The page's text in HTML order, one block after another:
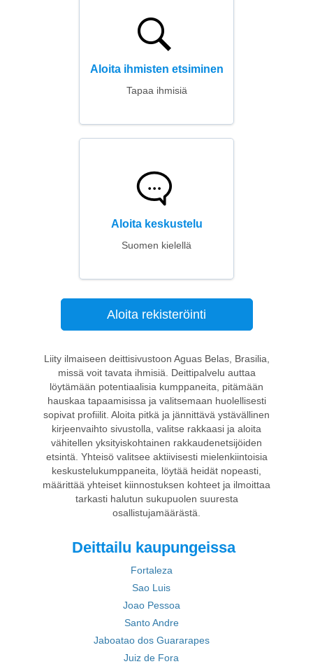
Aloita ihmisten etsiminen
Tapaa ihmisiä
Aloita keskustelu
Suomen kielellä
Aloita rekisteröinti
Liity ilmaiseen deittisivustoon Aguas Belas, Brasilia,
missä voit tavata ihmisiä. Deittipalvelu auttaa
löytämään potentiaalisia kumppaneita, pitämään
hauskaa tapaamisissa ja valitsemaan huolellisesti
sopivat profiilit. Aloita pitkä ja jännittävä ystävällinen
kirjeenvaihto sivustolla, valitse rakkaasi ja aloita
vähitellen yksityiskohtainen rakkaudenetsijöiden
etsintä. Yhteisö valitsee aktiivisesti mielenkiintoisia
keskustelukumppaneita, löytää heidät nopeasti,
määrittää yhteiset kiinnostuksen kohteet ja ilmoittaa
tarkasti halutun sukupuolen suuresta
osallistujamäärästä.
Deittailu kaupungeissa
Fortaleza
Sao Luis
Joao Pessoa
Santo Andre
Jaboatao dos Guararapes
Juiz de Fora